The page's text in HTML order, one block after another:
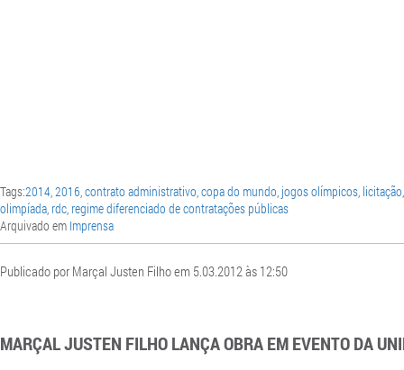
Tags:2014,2016,contrato administrativo,copa do mundo, jogos olímpicos, licitação
olimpíada, rdc, regime diferenciado de contratações públicas
Arquivado em Imprensa
Publicado por Marçal Justen Filho em 5.03.2012 às 12:50
MARÇAL JUSTEN FILHO LANÇA OBRA EM EVENTO DA